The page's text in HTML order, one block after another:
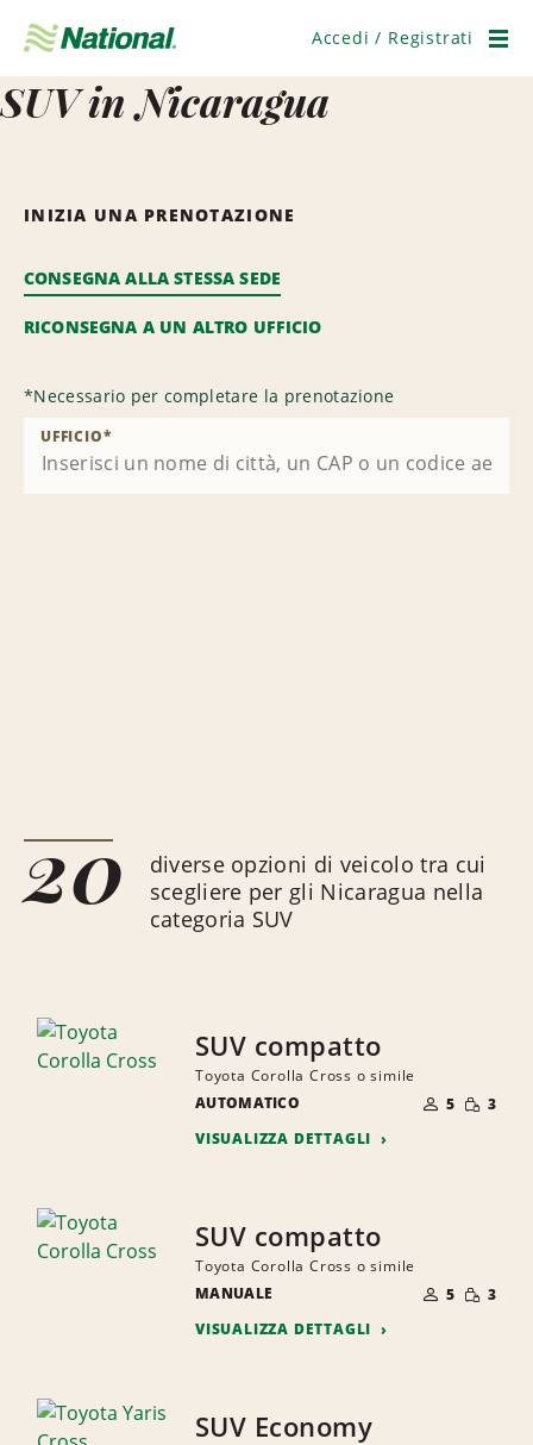
navigazione
Accedi / Registrati
SUV in Nicaragua
INIZIA UNA PRENOTAZIONE
CONSEGNA ALLA STESSA SEDE
RICONSEGNA A UN ALTRO UFFICIO
*Necessario per completare la prenotazione
UFFICIO*
20
diverse opzioni di veicolo tra cui
scegliere per gli Nicaragua nella
categoria SUV
SUV compatto
Toyota Corolla Cross o simile
AUTOMATICO
DI
PERSONE
5 RIDOTTA
3
VISUALIZZA DETTAGLI
SUV compatto
Toyota Corolla Cross o simile
MANUALE
DI
PERSONE
5 RIDOTTA
3
VISUALIZZA DETTAGLI
SUV Economy